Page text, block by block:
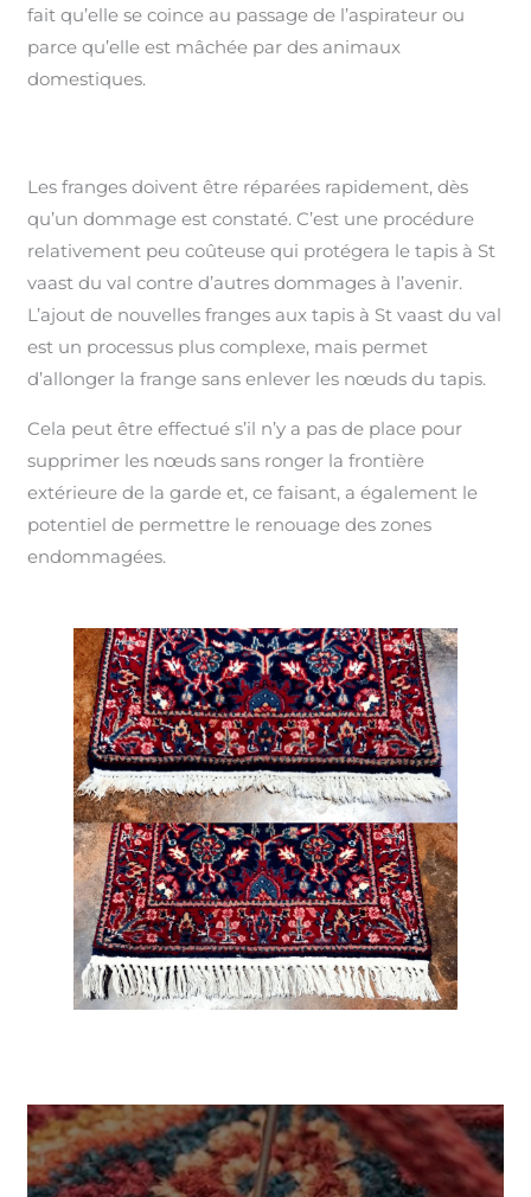
fait qu’elle se coince au passage de l’aspirateur ou
parce qu’elle est mâchée par des animaux
domestiques.
Les franges doivent être réparées rapidement, dès
qu’un dommage est constaté. C’est une procédure
relativement peu coûteuse qui protégera le tapis à St
vaast du val contre d’autres dommages à l’avenir.
L’ajout de nouvelles franges aux tapis à St vaast du val
est un processus plus complexe, mais permet
d’allonger la frange sans enlever les nœuds du tapis.
Cela peut être effectué s’il n’y a pas de place pour
supprimer les nœuds sans ronger la frontière
extérieure de la garde et, ce faisant, a également le
potentiel de permettre le renouage des zones
endommagées.